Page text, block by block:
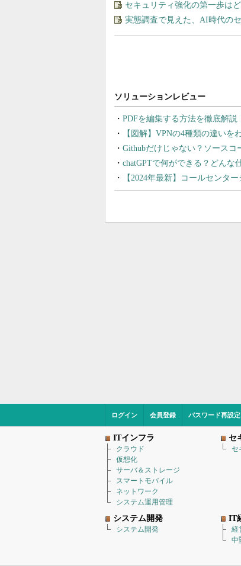
セキュリティ強化の第一歩は
実態調査で見えた、AI時代の
PDFを編集する方法を徹底解
【図解】VPNの4種類の違い
Githubだけじゃない？ソース
chatGPTで何ができる？どんな
【2024年最新】コールセンタ
ログイン 会員登録 パスワード再設定
ITインフラ
クラウド
仮想化
サーバ＆ストレージ
スマートモバイル
ネットワーク
システム運用管理
セ
セ
システム開発
システム開発
IT
経
中